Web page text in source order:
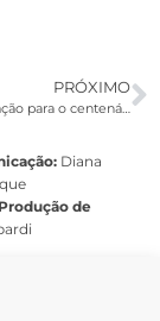
PRÓXIMO
Veja a programação para o centenário de Gonzagão
Diana
Produção de